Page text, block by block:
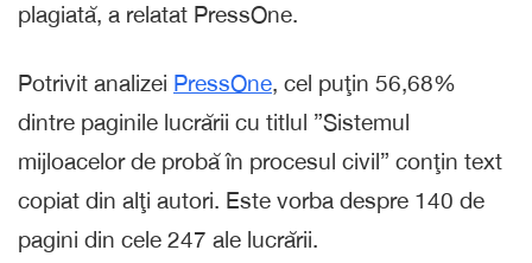
plagiată, a relatat PressOne.
Potrivit analizei PressOne, cel puţin 56,68%
dintre paginile lucrării cu titlul ”Sistemul
mijloacelor de probă în procesul civil” conţin text
copiat din alţi autori. Este vorba despre 140 de
pagini din cele 247 ale lucrării.